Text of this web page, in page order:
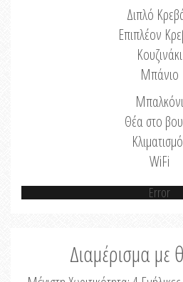
Διπλό
Επιπλέον
Κουζινάκι
Μπάνιο
Μπαλκόνι
Θέα στο
WiFi
Error
Διαμέρισμα με